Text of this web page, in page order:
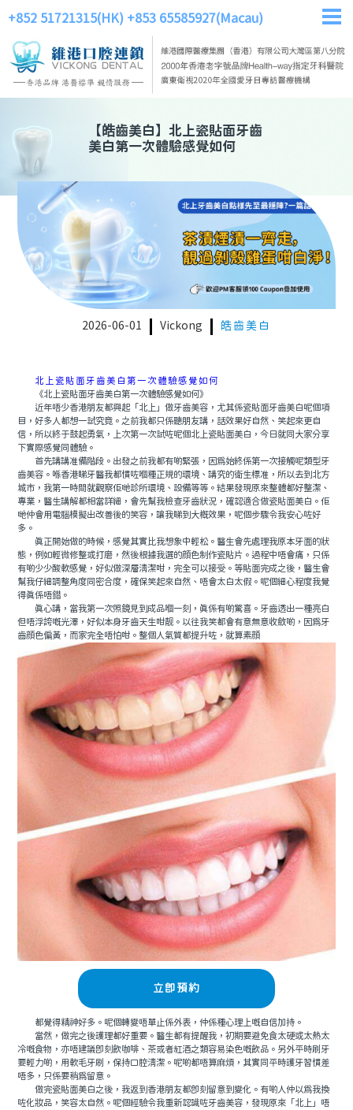
+852 51721315(HK) +853 65585927(Macau)
【皓齒美白】 北上瓷貼面牙齒
美白第一次體驗感覺如何
2026-06-01 Vickong 皓齒美白
北上瓷貼面牙齒美白第一次體驗感覺如何
《北上瓷貼面牙齒美白第一次體驗感覺如何》
近年唔少香港朋友都興起「北上」做牙齒美容，尤其係瓷貼面牙齒美白呢個項
目，好多人都想一試究竟。之前我都只係聽朋友講，話效果好自然、笑起來更自
信，所以終于鼓起勇氣，上次第一次試咗呢個北上瓷貼面美白，今日就同大家分享
下實際感覺同體驗。
首先講講准備階段。出發之前我都有啲緊張，因爲始終係第一次接觸呢類型牙
齒美容。喺香港睇牙醫我都慣咗嗰種正規的環境、講究的衛生標准，所以去到北方
城市，我第一時間就觀察佢哋診所環境、設備等等。結果發現原來整體都好整潔、
專業，醫生講解都相當詳細，會先幫我檢查牙齒狀況，確認適合做瓷貼面美白。佢
哋仲會用電腦模擬出改善後的笑容，讓我睇到大概效果，呢個步驟令我安心咗好
多。
真正開始做的時候，感覺其實比我想象中輕松。醫生會先處理我原本牙面的狀
態，例如輕微修整或打磨，然後根據我選的顔色制作瓷貼片。過程中唔會痛，只係
有啲少少酸軟感覺，好似做深層清潔咁，完全可以接受。等貼面完成之後，醫生會
幫我仔細調整角度同密合度，確保笑起來自然、唔會太白太假。呢個細心程度我覺
得真係唔錯。
真心講，當我第一次照鏡見到成品嗰一刻，真係有啲驚喜。牙齒透出一種亮白
但唔浮誇嘅光澤，好似本身牙齒天生咁靓。以往我笑都會有意無意收斂啲，因爲牙
齒顔色偏黃，而家完全唔怕咁。整個人氣質都提升咗，就算素顔
立即預約
都覺得精神好多。呢個轉變唔單止係外表，仲係種心理上嘅自信加持。
當然，做完之後護理都好重要。醫生都有提醒我，初期要避免食太硬或太熱太
冷嘅食物，亦唔建議即刻飲咖啡、茶或者紅酒之類容易染色嘅飲品。另外平時刷牙
要輕力啲，用軟毛牙刷，保持口腔清潔。呢啲都唔算麻煩，其實同平時護牙習慣差
唔多，只係要稍爲留意。
做完瓷貼面美白之後，我返到香港朋友都即刻留意到變化。有啲人仲以爲我換
咗化妝品，笑容太自然。呢個經驗令我重新認識咗牙齒美容，發現原來「北上」唔